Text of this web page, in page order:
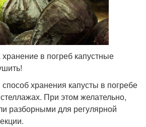
в погреб капустные
хранения капусты в погребе
При этом желательно,
разборными для регулярной